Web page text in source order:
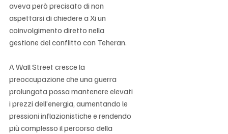
aveva però precisato di non
aspettarsi di chiedere a Xi un
coinvolgimento diretto nella
gestione del conflitto con Teheran.
A Wall Street cresce la
preoccupazione che una guerra
prolungata possa mantenere elevati
i prezzi dell’energia, aumentando le
pressioni inflazionistiche e rendendo
più complesso il percorso della